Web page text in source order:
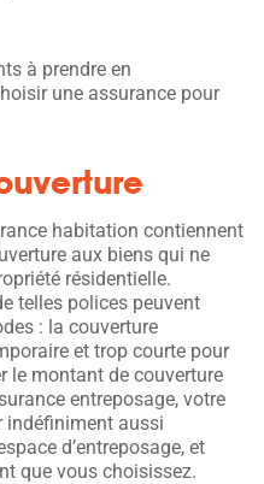
à prendre en
une assurance pour
habitation contiennent
aux biens qui ne
résidentielle.
telles polices peuvent
: la couverture
et trop courte pour
le montant de couverture
entreposage, votre
indéfiniment aussi
d’entreposage, et
que vous choisissez.